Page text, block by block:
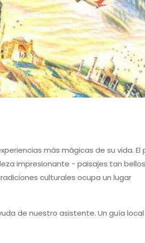
más mágicas de su vida. El
impresionante - paisajes tan bellos
culturales ocupa un lugar
de nuestro asistente. Un guía